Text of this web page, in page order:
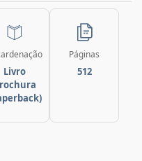
Livro
Páginas
512